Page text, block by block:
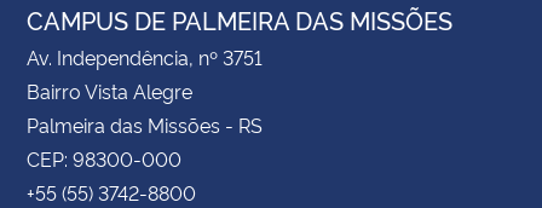
CAMPUS DE PALMEIRA DAS MISSÕES
Av. Independência, nº 3751
Bairro Vista Alegre
Palmeira das Missões - RS
CEP: 98300-000
+55 (55) 3742-8800